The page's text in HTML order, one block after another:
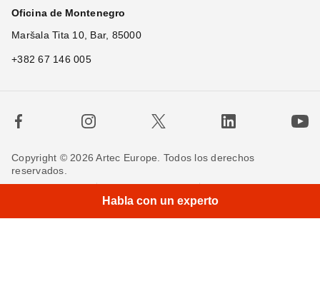
Oficina de Montenegro
Maršala Tita 10, Bar, 85000
+382 67 146 005
Copyright © 2026 Artec Europe. Todos los derechos
reservados.
Política de privacidad
Política de cookies
Habla con un experto